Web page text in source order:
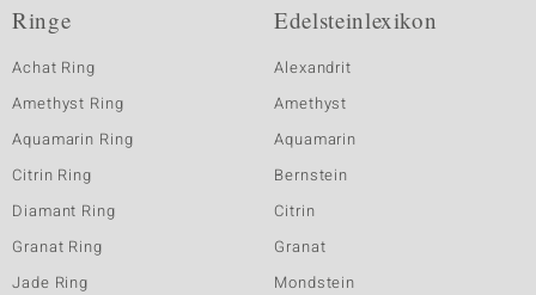
Ringe
Achat Ring
Amethyst Ring
Aquamarin Ring
Citrin Ring
Diamant Ring
Granat Ring
Jade Ring
Edelsteinlexikon
Alexandrit
Amethyst
Aquamarin
Bernstein
Citrin
Granat
Mondstein